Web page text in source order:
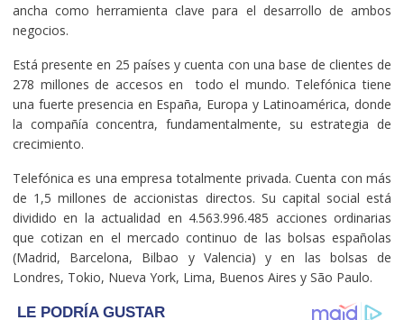
ancha como herramienta clave para el desarrollo de ambos
negocios.
Está presente en 25 países y cuenta con una base de clientes de
278 millones de accesos en todo el mundo. Telefónica tiene
una fuerte presencia en España, Europa y Latinoamérica, donde
la compañía concentra, fundamentalmente, su estrategia de
crecimiento.
Telefónica es una empresa totalmente privada. Cuenta con más
de 1,5 millones de accionistas directos. Su capital social está
dividido en la actualidad en 4.563.996.485 acciones ordinarias
que cotizan en el mercado continuo de las bolsas españolas
(Madrid, Barcelona, Bilbao y Valencia) y en las bolsas de
Londres, Tokio, Nueva York, Lima, Buenos Aires y São Paulo.